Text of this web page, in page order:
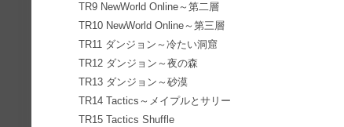
TR9 NewWorld Online～第二層
TR10 NewWorld Online～第三層
TR11 ダンジョン～冷たい洞窟
TR12 ダンジョン～夜の森
TR13 ダンジョン～砂漠
TR14 Tactics～メイプルとサリー
TR15 Tactics Shuffle